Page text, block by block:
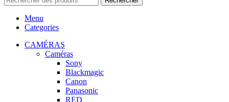
Menu
Categories
CAMÉRAS
Caméras
Sony
Blackmagic
Canon
Panasonic
RED